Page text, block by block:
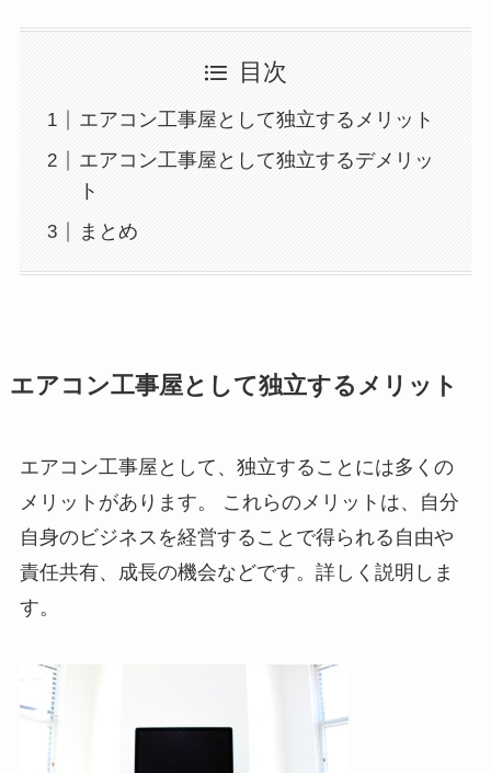
目次
エアコン工事屋として独立するメリット
エアコン工事屋として独立するデメリッ
ト
まとめ
エアコン工事屋として独立するメリット
エアコン工事屋として、独立することには多くの
メリットがあります。 これらのメリットは、自分
自身のビジネスを経営することで得られる自由や
責任共有、成長の機会などです。詳しく説明しま
す。